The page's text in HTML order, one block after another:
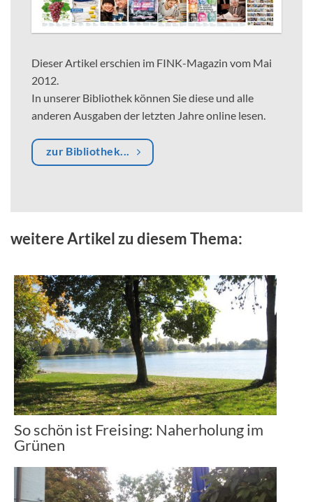
Dieser Artikel erschien im FINK-Magazin vom Mai
2012.
In unserer Bibliothek können Sie diese und alle
anderen Ausgaben der letzten Jahre online lesen.
zur Bibliothek...
weitere Artikel zu diesem Thema:
So schön ist Freising: Naherholung im
Grünen